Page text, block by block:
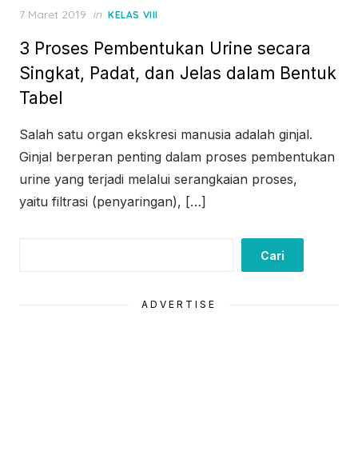
Posted
7 Maret 2019 in KELAS VIII
3 Proses Pembentukan Urine secara
Singkat, Padat, dan Jelas dalam Bentuk
Tabel
Salah satu organ ekskresi manusia adalah ginjal.
Ginjal berperan penting dalam proses pembentukan
urine yang terjadi melalui serangkaian proses,
yaitu filtrasi (penyaringan), […]
Cari
ADVERTISE